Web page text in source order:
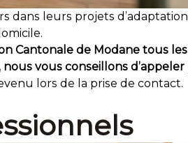
dans leurs projets
Cantonale de Modane tous
vous conseillons
lors de la prise de contact.